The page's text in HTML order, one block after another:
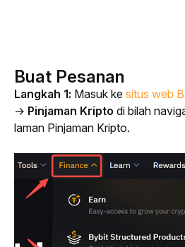
Buat Pesanan
Langkah 1: Masuk ke situs web
→ Pinjaman Kripto di bilah
laman Pinjaman Kripto.